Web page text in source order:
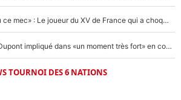
«Il est complètement fou ce mec» : Le joueur du XV de France qui a choqué Matthieu Jalibert !
XV de France : Antoine Dupont impliqué dans «un moment très fort» en coulisses
TOURNOI DES 6 NATIONS